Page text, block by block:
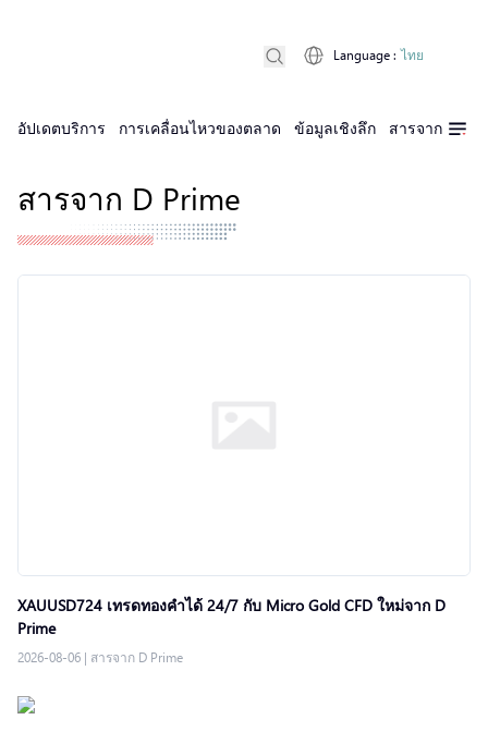
อัปเดตบริการ การเคลื่อนไหวของตลาด ข้อมูลเชิงลึก สารจาก D
Language : ไทย
สารจาก D Prime
XAUUSD724 เทรดทองคำได้ 24/7 กับ Micro Gold CFD ใหม่จาก D
Prime
2026-08-06 | สารจาก D Prime